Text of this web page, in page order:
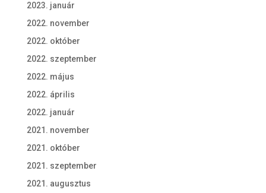
2023. január
2022. november
2022. október
2022. szeptember
2022. május
2022. április
2022. január
2021. november
2021. október
2021. szeptember
2021. augusztus